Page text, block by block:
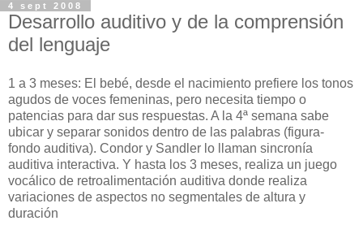
4 sept 2008
Desarrollo auditivo y de la comprensión
del lenguaje
1 a 3 meses: El bebé, desde el nacimiento prefiere los tonos
agudos de voces femeninas, pero necesita tiempo o
patencias para dar sus respuestas. A la 4ª semana sabe
ubicar y separar sonidos dentro de las palabras (figura-
fondo auditiva). Condor y Sandler lo llaman sincronía
auditiva interactiva. Y hasta los 3 meses, realiza un juego
vocálico de retroalimentación auditiva donde realiza
variaciones de aspectos no segmentales de altura y
duración